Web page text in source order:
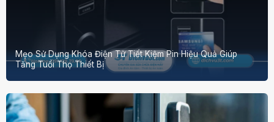
Mẹo Sử Dụng Khóa Điện Tử Tiết Kiệm Pin Hiệu Quả Giúp
Tăng Tuổi Thọ Thiết Bị